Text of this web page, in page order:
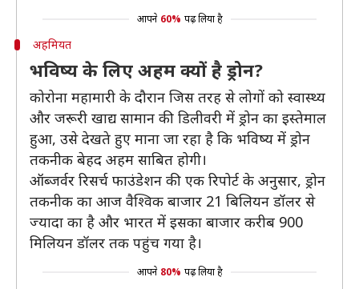
आपने 60% पढ़ लिया है
अहमियत
भविष्य के लिए अहम क्यों है ड्रोन?
कोरोना महामारी के दौरान जिस तरह से लोगों को स्वास्थ्य
और जरूरी खाद्य सामान की डिलीवरी में ड्रोन का इस्तेमाल
हुआ, उसे देखते हुए माना जा रहा है कि भविष्य में ड्रोन
तकनीक बेहद अहम साबित होगी।
ऑब्जर्वर रिसर्च फाउंडेशन की एक रिपोर्ट के अनुसार, ड्रोन
तकनीक का आज वैश्विक बाजार 21 बिलियन डॉलर से
ज्यादा का है और भारत में इसका बाजार करीब 900
मिलियन डॉलर तक पहुंच गया है।
आपने 80% पढ़ लिया है